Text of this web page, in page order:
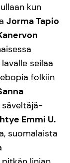
kun
Jorma Tapio
seilaa
folkiin
säveltäjä-
Emmi U.
suomalaista